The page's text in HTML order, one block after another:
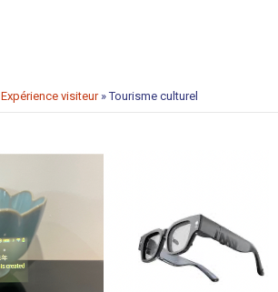
Expérience visiteur»Tourisme culturel